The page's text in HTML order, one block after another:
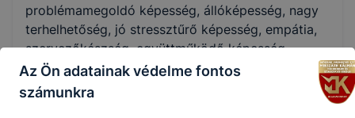
problémamegoldó képesség, állóképesség, nagy
terhelhetőség, jó stressztűrő képesség, empátia,
szervezőkészség, együttműködő képesség.
A SZAKKÉPZETTSÉGGEL RENDELKEZŐ
Az Ön adatainak védelme fontos
számunkra